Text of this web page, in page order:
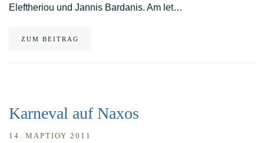
Eleftheriou und Jannis Bardanis. Am let…
ZUM BEITRAG
Karneval auf Naxos
14. ΜΑΡΤΊΟΥ 2011